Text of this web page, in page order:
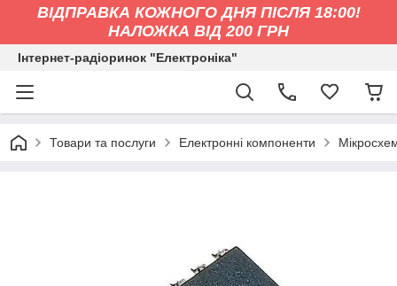
ВІДПРАВКА КОЖНОГО ДНЯ ПІСЛЯ 18:00!
НАЛОЖКА ВІД 200 ГРН
Інтернет-радіоринок "Електроніка"
Товари та послуги Електронні компоненти